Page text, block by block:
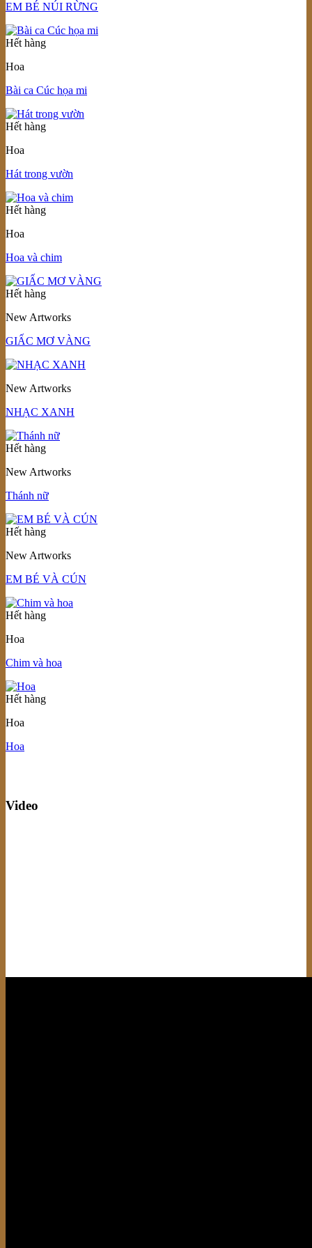
EM BÉ NÚI RỪNG
Hết hàng
Hoa
Bài ca Cúc họa mi
Hết hàng
Hoa
Hát trong vườn
Hết hàng
Hoa
Hoa và chim
Hết hàng
New Artworks
GIẤC MƠ VÀNG
New Artworks
NHẠC XANH
Hết hàng
New Artworks
Thánh nữ
Hết hàng
New Artworks
EM BÉ VÀ CÚN
Hết hàng
Hoa
Chim và hoa
Hết hàng
Hoa
Hoa
Video